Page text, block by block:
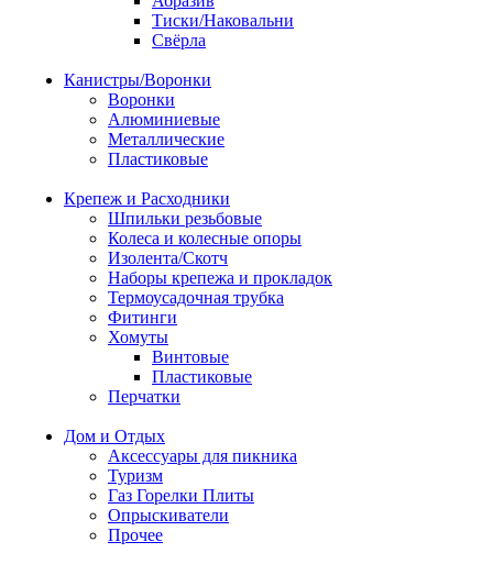
Тиски/Наковальни
Свёрла
Канистры/Воронки
Воронки
Алюминиевые
Металлические
Пластиковые
Крепеж и Расходники
Шпильки резьбовые
Колеса и колесные опоры
Изолента/Скотч
Наборы крепежа и прокладок
Термоусадочная трубка
Фитинги
Хомуты
Винтовые
Пластиковые
Перчатки
Дом и Отдых
Аксессуары для пикника
Туризм
Газ Горелки Плиты
Опрыскиватели
Прочее